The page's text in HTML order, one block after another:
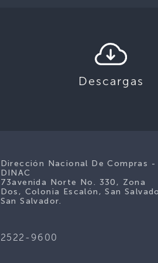
Descargas
Dirección Nacional De Compras -
DINAC
73avenida Norte No. 330, Zona
Dos, Colonia Escalón, San
San Salvador.
2522-9600